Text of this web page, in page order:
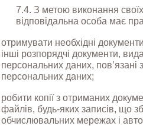
7.4. З метою виконання своїх
відповідальна особа має
отримувати необхідні
інші розпорядчі документи,
персональних даних, пов’язані
персональних даних;
робити копії з отриманих
файлів, будь-яких записів, що
обчислювальних мережах і